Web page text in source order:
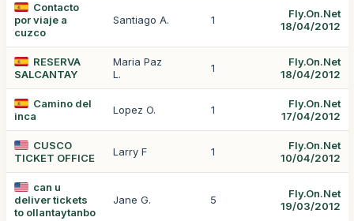
Contacto
por viaje a
cuzco
Santiago A. 1
Fly.On.Net
18/04/2012
RESERVA
SALCANTAY
Maria Paz
L.
1
Fly.On.Net
18/04/2012
Camino del
inca
Lopez O. 1
Fly.On.Net
17/04/2012
CUSCO
TICKET OFFICE
Larry F 1
Fly.On.Net
10/04/2012
can u
deliver tickets
to ollantaytanbo
Jane G. 5
Fly.On.Net
19/03/2012